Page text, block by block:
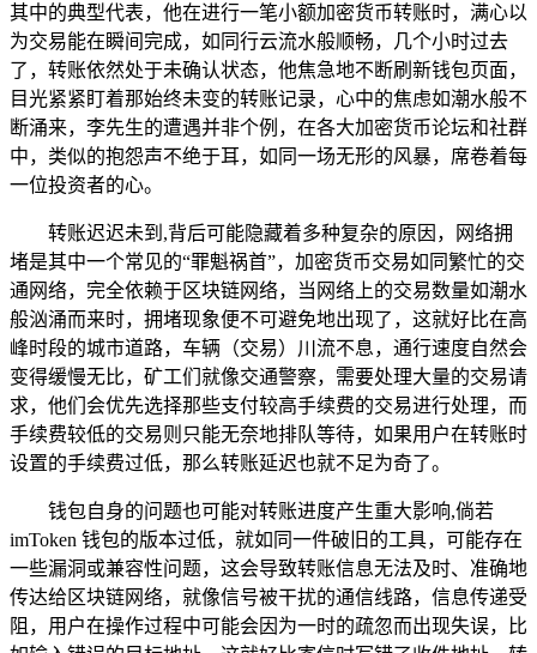
其中的典型代表，他在进行一笔小额加密货币转账时，满心以
为交易能在瞬间完成，如同行云流水般顺畅，几个小时过去
了，转账依然处于未确认状态，他焦急地不断刷新钱包页面，
目光紧紧盯着那始终未变的转账记录，心中的焦虑如潮水般不
断涌来，李先生的遭遇并非个例，在各大加密货币论坛和社群
中，类似的抱怨声不绝于耳，如同一场无形的风暴，席卷着每
一位投资者的心。
转账迟迟未到,背后可能隐藏着多种复杂的原因，网络拥
堵是其中一个常见的“罪魁祸首”，加密货币交易如同繁忙的交
通网络，完全依赖于区块链网络，当网络上的交易数量如潮水
般汹涌而来时，拥堵现象便不可避免地出现了，这就好比在高
峰时段的城市道路，车辆（交易）川流不息，通行速度自然会
变得缓慢无比，矿工们就像交通警察，需要处理大量的交易请
求，他们会优先选择那些支付较高手续费的交易进行处理，而
手续费较低的交易则只能无奈地排队等待，如果用户在转账时
设置的手续费过低，那么转账延迟也就不足为奇了。
钱包自身的问题也可能对转账进度产生重大影响,倘若
imToken 钱包的版本过低，就如同一件破旧的工具，可能存在
一些漏洞或兼容性问题，这会导致转账信息无法及时、准确地
传达给区块链网络，就像信号被干扰的通信线路，信息传递受
阻，用户在操作过程中可能会因为一时的疏忽而出现失误，比